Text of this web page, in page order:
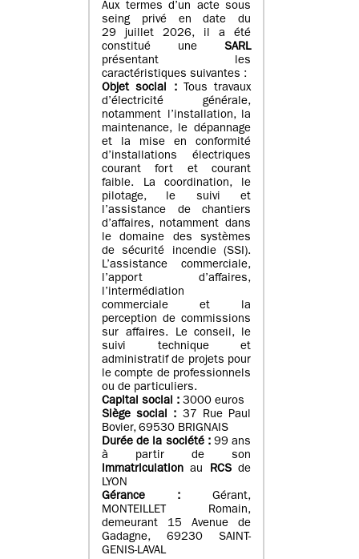
Aux termes d’un acte sous
seing privé en date du
29 juillet 2026, il a été
constitué une SARL
présentant les
caractéristiques suivantes :
Objet social :
Tous travaux
d’électricité générale,
notamment l’installation, la
maintenance, le dépannage
et la mise en conformité
d’installations électriques
courant fort et courant
faible. La coordination, le
pilotage, le suivi et
l’assistance de chantiers
d’affaires, notamment dans
le domaine des systèmes
de sécurité incendie (SSI).
L’assistance commerciale,
l’apport d’affaires,
l’intermédiation
commerciale et la
perception de commissions
sur affaires. Le conseil, le
suivi technique et
administratif de projets pour
le compte de professionnels
ou de particuliers.
Capital social : 3000 euros
Siège social : 37 Rue Paul
Bovier, 69530 BRIGNAIS
Durée de la société : 99 ans
à partir de son
immatriculation au RCSde
LYON
Gérance :
Gérant,
MONTEILLET Romain,
demeurant 15 Avenue de
Gadagne, 69230 SAINT-
GENIS-LAVAL